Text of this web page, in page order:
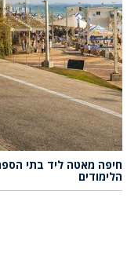
חיפה מאטה ליד בתי
הלימודים